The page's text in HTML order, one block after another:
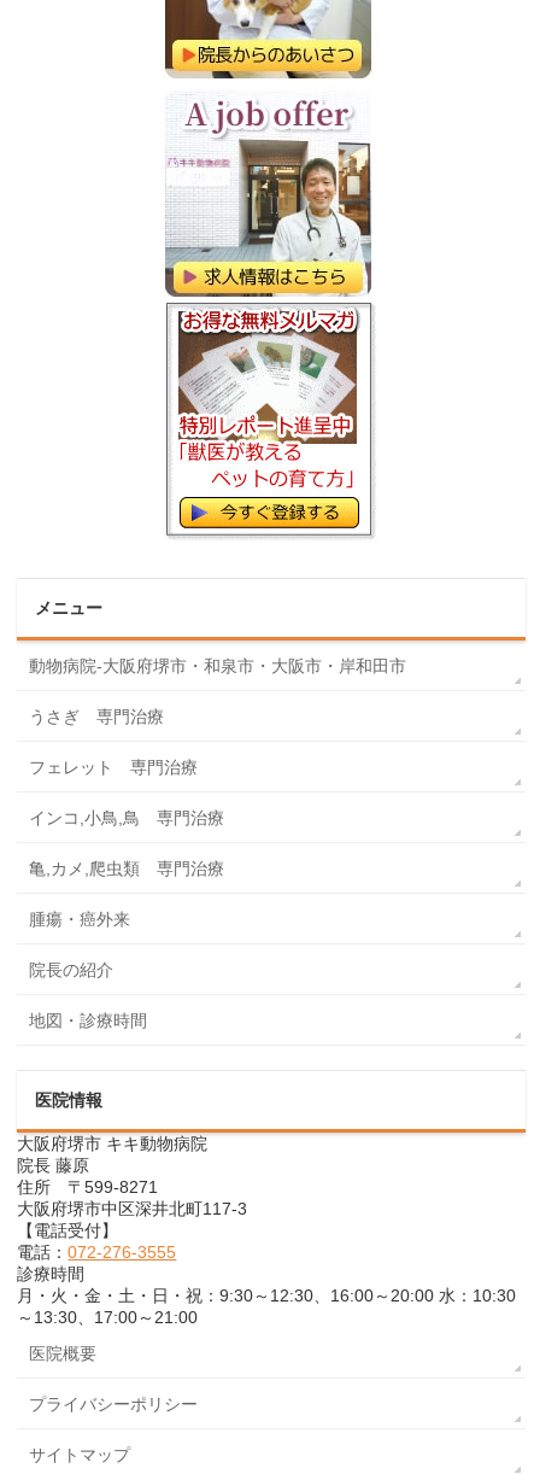
メニュー
動物病院-大阪府堺市・和泉市・大阪市・岸和田市
うさぎ 専門治療
フェレット 専門治療
インコ,小鳥,鳥 専門治療
亀,カメ,爬虫類 専門治療
腫瘍・癌外来
院長の紹介
地図・診療時間
医院情報
大阪府堺市 キキ動物病院
院長 藤原
住所 〒599-8271
大阪府堺市中区深井北町117-3
【電話受付】
電話：072-276-3555
診療時間
月・火・金・土・日・祝：9:30～12:30、16:00～20:00 水：10:30
～13:30、17:00～21:00
医院概要
プライバシーポリシー
サイトマップ